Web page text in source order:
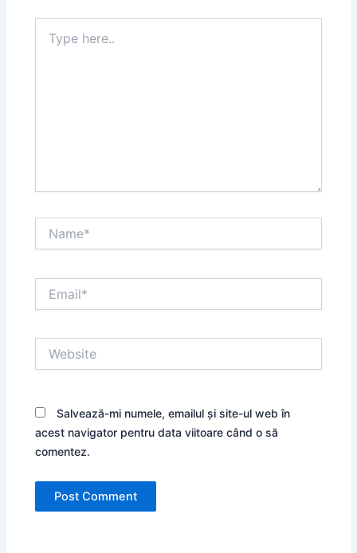
here..
Salvează-mi numele, emailul și site-ul web în
acest navigator pentru data viitoare când o să
comentez.